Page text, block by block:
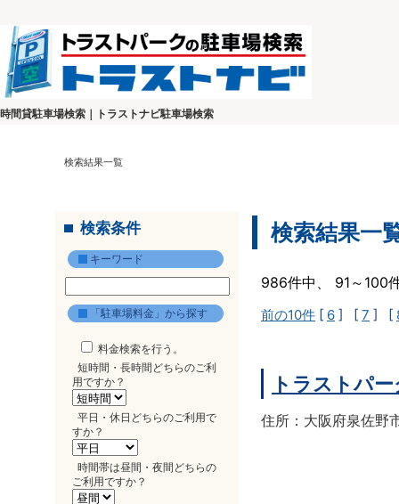
時間貸駐車場検索｜トラストナビ駐車場検索
検索結果一覧
検索条件
キーワード
「駐車場料金」から探す
料金検索を行う。
短時間・長時間どちらのご利
用ですか？
平日・休日どちらのご利用で
すか？
時間帯は昼間・夜間どちらの
ご利用ですか？
検索結果一
986件中、 91～100
前の10件 [ 6 ] [ 7 ] [
トラストパ
住所：大阪府泉佐野